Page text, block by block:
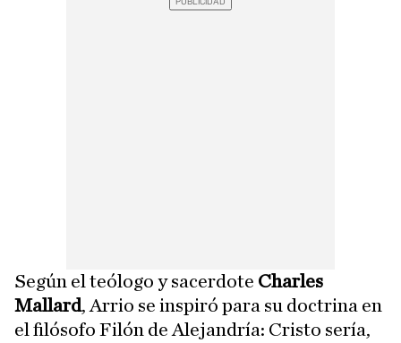
Según el teólogo y sacerdote Charles
Mallard, Arrio se inspiró para su doctrina en
el filósofo Filón de Alejandría: Cristo sería,